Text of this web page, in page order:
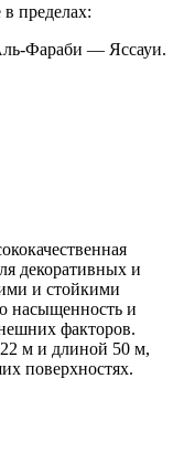
в пределах:
Фараби — Яссауи.
декоративных и
и стойкими
насыщенность и
факторов.
м и длиной 50 м,
поверхностях.